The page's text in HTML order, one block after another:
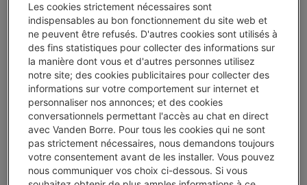
Disponibilité limitée- Voir le stock
€ 99,95
Oupayer par mois -Simulation
Attention, emprunter de l'argent coûte aussi de l'argent.
J'achète
Comparer
Les cookies strictement nécessaires sont
indispensables au bon fonctionnement du site web et
ne peuvent être refusés. D'autres cookies sont utilisés à
des fins statistiques pour collecter des informations sur
la manière dont vous et d'autres personnes utilisez
notre site; des cookies publicitaires pour collecter des
informations sur votre comportement sur internet et
personnaliser nos annonces; et des cookies
conversationnels permettant l'accès au chat en direct
avec Vanden Borre. Pour tous les cookies qui ne sont
pas strictement nécessaires, nous demandons toujours
votre consentement avant de les installer. Vous pouvez
nous communiquer vos choix ci-dessous. Si vous